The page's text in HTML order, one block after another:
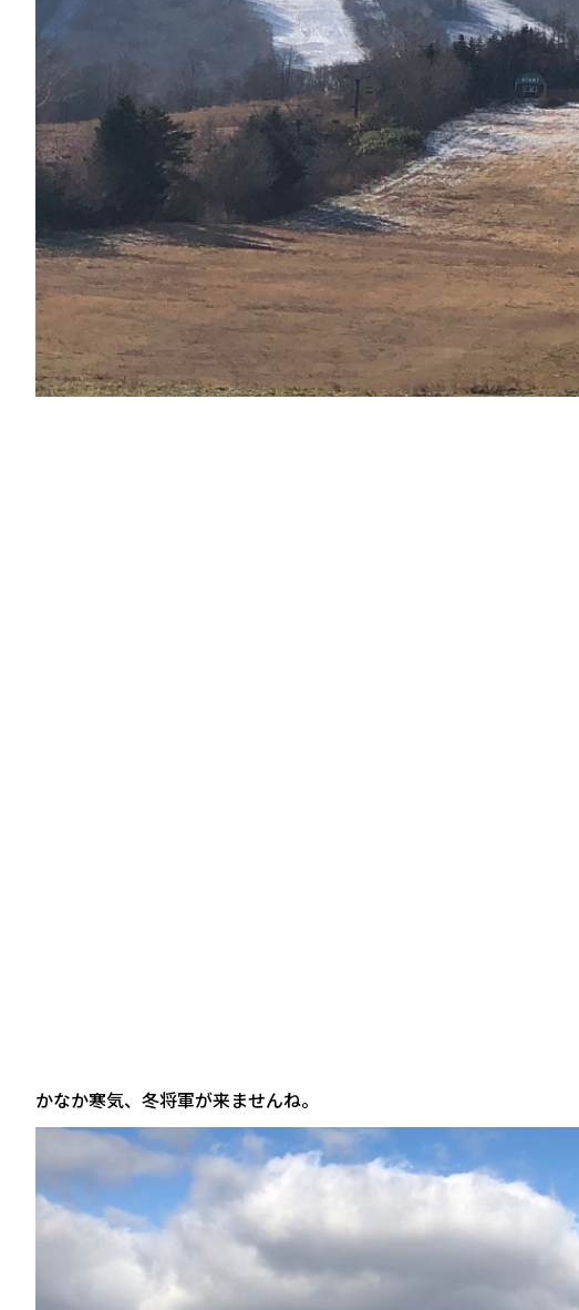
かなか寒気、冬将軍が来ませんね。